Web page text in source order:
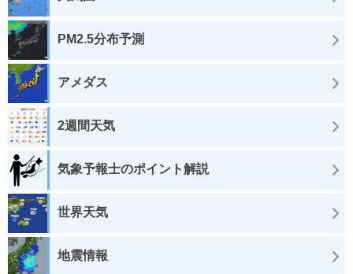
PM2.5分布予測
アメダス
2週間天気
気象予報士のポイント解説
世界天気
地震情報